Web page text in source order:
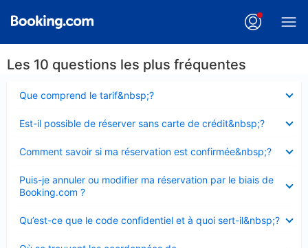
Les 10 questions les plus fréquentes
Que comprend le tarif&nbsp;?
fermé
Est-il possible de réserver sans carte de crédit&nbsp;?
fermé
Comment savoir si ma réservation est confirmée&nbsp;?
fermé
Puis-je annuler ou modifier ma réservation par le biais de
Booking.com ?
fermé
Qu’est-ce que le code confidentiel et à quoi sert-il&nbsp;?
fermé